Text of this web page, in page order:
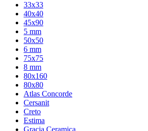
33x33
40х40
45x90
5 mm
50x50
6 mm
75х75
8 mm
80x160
80x80
Atlas Concorde
Cersanit
Creto
Estima
Gracia Ceramica